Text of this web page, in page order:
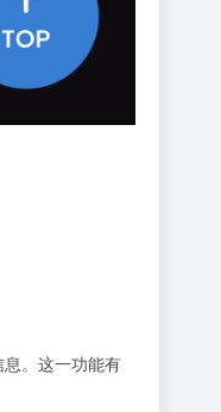
。这一功能有